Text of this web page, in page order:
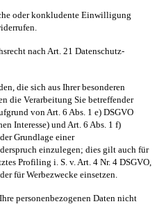
oder konkludente Einwilligung
nach Art. 21 Datenschutz-
die sich aus Ihrer besonderen
die Verarbeitung Sie betreffender
von Art. 6 Abs. 1 e) DSGVO
Interesse) und Art. 6 Abs. 1 f)
Grundlage einer
einzulegen; dies gilt auch für
Profiling i. S. v. Art. 4 Nr. 4 DSGVO,
für Werbezwecke einsetzen.
personenbezogenen Daten nicht